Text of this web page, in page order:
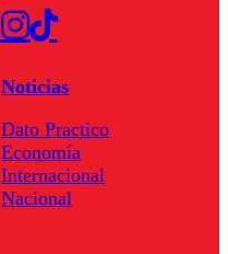
Noticias
Dato Practico
Economía
Internacional
Nacional